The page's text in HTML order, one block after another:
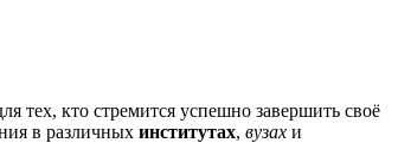
тех, кто стремится успешно завершить своё
в различных институтах, вузах и